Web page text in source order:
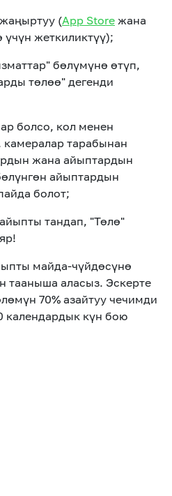
(App Store жана
үчүн жеткиликтүү);
бөлүмүнө өтүп,
төлөө" дегенди
болсо, кол менен
камералар тарабынан
жана айыптардын
айыптардын
болот;
айыпты тандап, "Төлө"
майда-чүйдөсүнө
тааныша аласыз. Эскерте
70% азайтуу чечимди
календардык күн бою